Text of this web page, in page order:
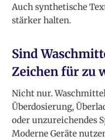
Auch synthetische
stärker halten.
Sind
Zeichen für zu
Nicht nur.
Überdosierung,
oder unzureichendes
Moderne Geräte